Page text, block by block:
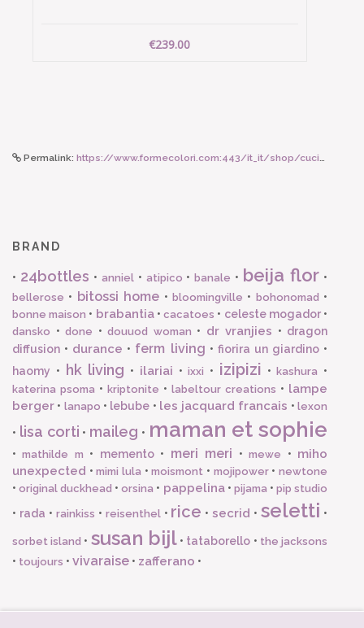
€239.00
Permalink: https://www.formecolori.com:443/it_it/shop/cucina/tovaglie/les_jacquard_francais_dune_striscia_da_tavola_dune_cotone_lino_argan/6334
BRAND
• 24bottles • anniel• atipico •banale • beija flor •
bellerose • bitossi home • bloomingville • bohonomad •
bonne maison • brabantia•cacatoes • celeste mogador•
dansko • done • douuod woman • dr vranjies • dragon
diffusion • durance • ferm living • fiorira un giardino•
haomy • hk living • ilariai •ixxi • izipizi •kashura •
katerina psoma • kriptonite • labeltour creations • lampe
berger • lanapo • lebube • les jacquard francais •lexon
• lisa corti • maileg • maman et sophie
•mathilde m • memento• meri meri •mewe • miho
unexpected •mimi lula •moismont • mojipower•newtone
•original duckhead •orsina • pappelina• pijama • pip studio
• rada • rainkiss • reisenthel• rice •secrid •seletti •
sorbet island • susan bijl• tataborello • the jacksons
• toujours • vivaraise • zafferano •